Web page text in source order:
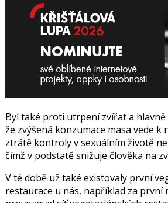
Byl také proti utrpení zvířat a
že zvýšená konzumace masa vede k
ztrátě kontroly v sexuálním životě
čímž v podstatě snižuje člověka na
V té době už také existovaly první
restaurace u nás, například za první